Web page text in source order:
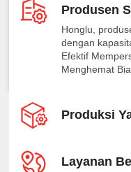
Produsen
Honglu,
dengan
Efektif
Menghemat
Produksi
Layanan